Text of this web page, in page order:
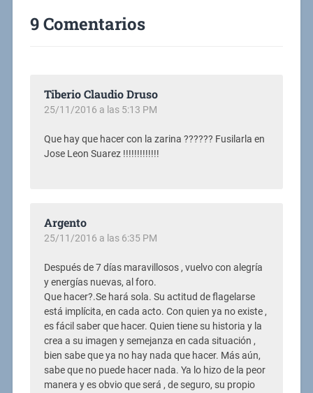
9 Comentarios
Tiberio Claudio Druso
25/11/2016 a las 5:13 PM
Que hay que hacer con la zarina ?????? Fusilarla en
Jose Leon Suarez !!!!!!!!!!!!!
Argento
25/11/2016 a las 6:35 PM
Después de 7 días maravillosos , vuelvo con alegría
y energías nuevas, al foro.
Que hacer?.Se hará sola. Su actitud de flagelarse
está implícita, en cada acto. Con quien ya no existe ,
es fácil saber que hacer. Quien tiene su historia y la
crea a su imagen y semejanza en cada situación ,
bien sabe que ya no hay nada que hacer. Más aún,
sabe que no puede hacer nada. Ya lo hizo de la peor
manera y es obvio que será , de seguro, su propio